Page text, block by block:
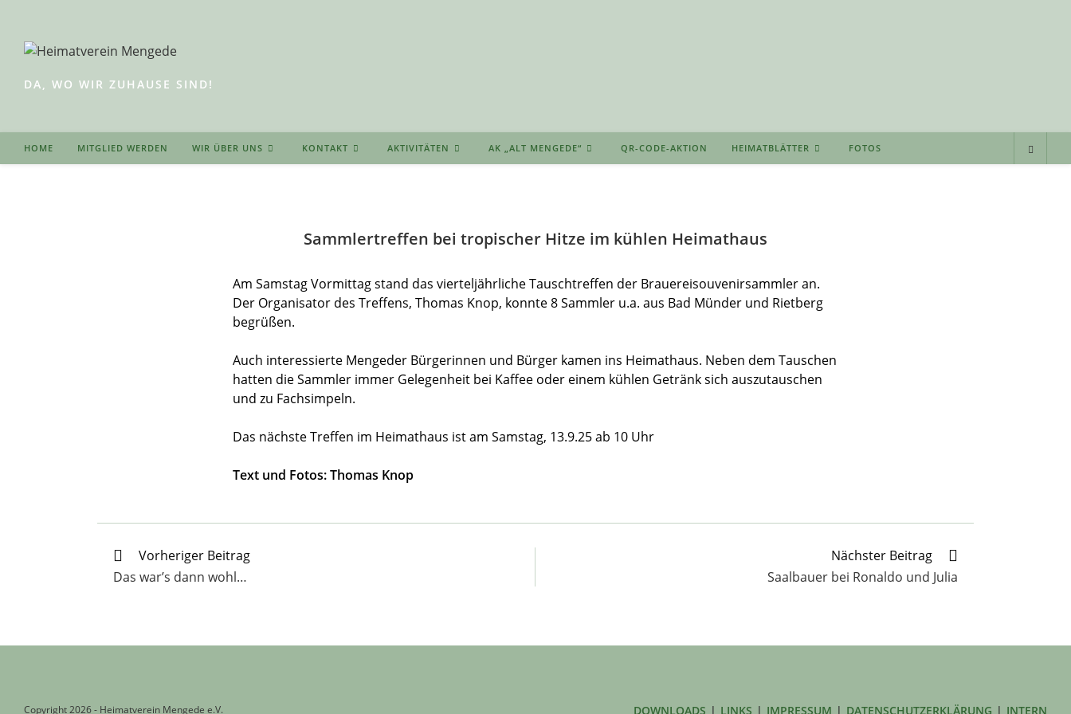
springen
DA, WO WIR ZUHAUSE SIND!
HOME MITGLIED WERDEN WIR ÜBER UNS KONTAKT AKTIVITÄTEN AK „ALT MENGEDE“ QR-CODE-AKTION HEIMATBLÄTTER FOTOS
Sammlertreffen bei tropischer Hitze im kühlen Heimathaus
Am Samstag Vormittag stand das vierteljährliche Tauschtreffen der Brauereisouvenirsammler an.
Der Organisator des Treffens, Thomas Knop, konnte 8 Sammler u.a. aus Bad Münder und Rietberg
begrüßen.
Auch interessierte Mengeder Bürgerinnen und Bürger kamen ins Heimathaus. Neben dem Tauschen
hatten die Sammler immer Gelegenheit bei Kaffee oder einem kühlen Getränk sich auszutauschen
und zu Fachsimpeln.
Das nächste Treffen im Heimathaus ist am Samstag, 13.9.25 ab 10 Uhr
Text und Fotos: Thomas Knop
Weitere
Artikel
ansehen
Vorheriger Beitrag
Das war’s dann wohl…
Nächster Beitrag
Saalbauer bei Ronaldo und Julia
DOWNLOADS LINKS IMPRESSUM DATENSCHUTZERKLÄRUNG INTERN
Copyright 2026 - Heimatverein Mengede e.V.